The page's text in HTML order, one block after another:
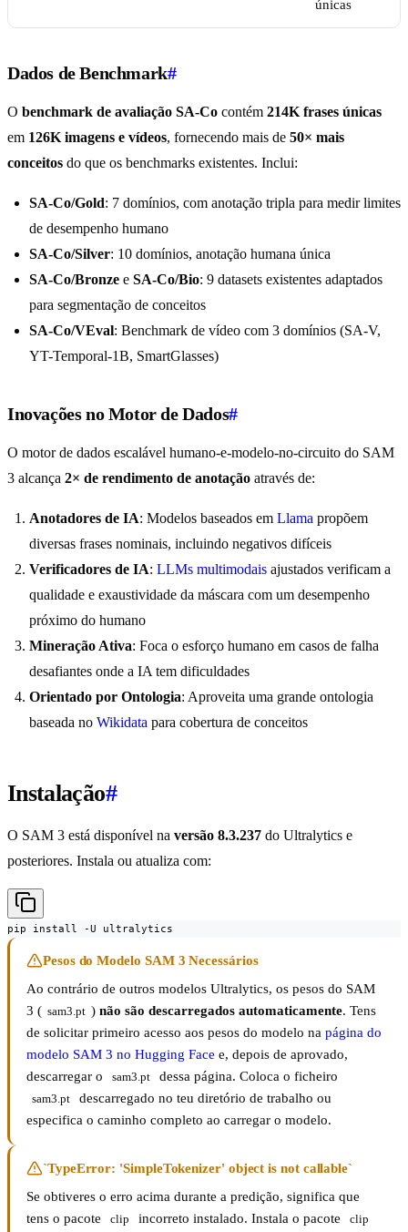
únicas
Dados de Benchmark#
O benchmark de avaliação SA-Co contém 214K frases únicas
em 126K imagens e vídeos, fornecendo mais de 50× mais
conceitos do que os benchmarks existentes. Inclui:
SA-Co/Gold: 7 domínios, com anotação tripla para medir limites
de desempenho humano
SA-Co/Silver: 10 domínios, anotação humana única
SA-Co/Bronze e SA-Co/Bio: 9 datasets existentes adaptados
para segmentação de conceitos
SA-Co/VEval: Benchmark de vídeo com 3 domínios (SA-V,
YT-Temporal-1B, SmartGlasses)
Inovações no Motor de Dados#
O motor de dados escalável humano-e-modelo-no-circuito do SAM
3 alcança 2× de rendimento de anotação através de:
Anotadores de IA: Modelos baseados em Llama propõem
diversas frases nominais, incluindo negativos difíceis
Verificadores de IA: LLMs multimodais ajustados verificam a
qualidade e exaustividade da máscara com um desempenho
próximo do humano
Mineração Ativa: Foca o esforço humano em casos de falha
desafiantes onde a IA tem dificuldades
Orientado por Ontologia: Aproveita uma grande ontologia
baseada no Wikidata para cobertura de conceitos
Instalação#
O SAM 3 está disponível na versão 8.3.237 do Ultralytics e
posteriores. Instala ou atualiza com:
pip install -U ultralytics
Pesos do Modelo SAM 3 Necessários
Ao contrário de outros modelos Ultralytics, os pesos do SAM
3 ( sam3.pt ) não são descarregados automaticamente. Tens
de solicitar primeiro acesso aos pesos do modelo na página do
modelo SAM 3 no Hugging Face e, depois de aprovado,
descarregar o
sam3.pt dessa página. Coloca o ficheiro
sam3.pt
descarregado no teu diretório de trabalho ou
especifica o caminho completo ao carregar o modelo.
`TypeError: 'SimpleTokenizer' object is not callable`
Se obtiveres o erro acima durante a predição, significa que
tens o pacote
clip incorreto instalado. Instala o pacote clip